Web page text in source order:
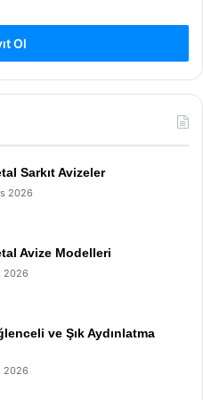
Ol
Sarkıt Avizeler
2026
Avize Modelleri
2026
ve Şık Aydınlatma
2026